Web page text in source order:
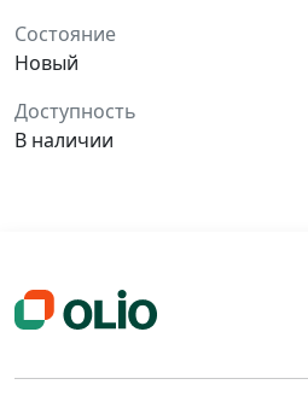
Состояние
Новый
Доступность
В наличии